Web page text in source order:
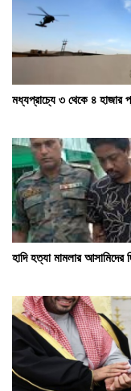
মধ্যপ্রাচ্যে ৩ থেকে ৪ হাজার
হাদি হত্যা মামলার আসামিদের